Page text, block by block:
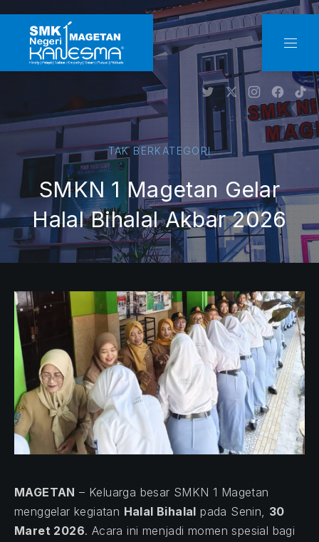
New Window
New Window
NewNew
TAK BERKATEGORI
SMKN 1 Magetan Gelar
Halal Bihalal Akbar 2026
MAGETAN – Keluarga besar SMKN 1 Magetan
menggelar kegiatan Halal Bihalal pada Senin, 30
Maret 2026. Acara ini menjadi momen spesial bagi